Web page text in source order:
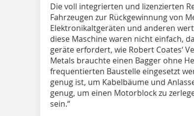
Die voll integrierten und lizenzierten
Fahrzeugen zur Rückgewinnung von
Elektronikaltgeräten und anderen
diese Maschine waren nicht einfach,
geräte erfordert, wie Robert Coates‘
Metals brauchte einen Bagger ohne
frequentierten Baustelle eingesetzt
genug ist, um Kabelbäume und
genug, um einen Motorblock zu
sein.“